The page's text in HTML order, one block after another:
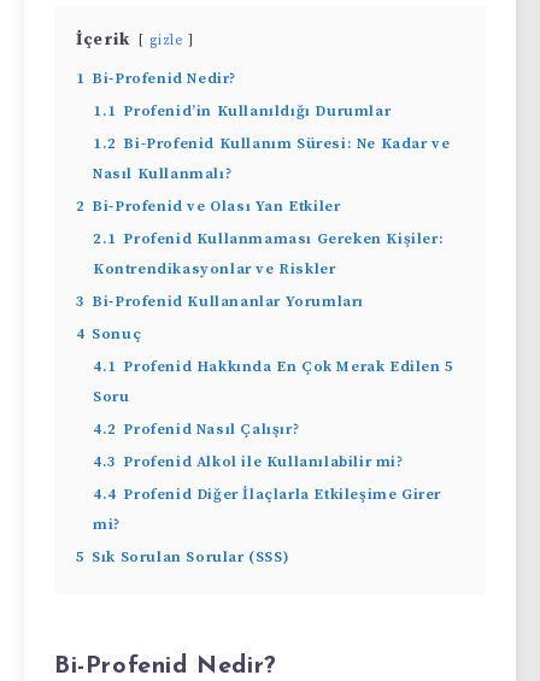
İçerik gizle
1 Bi-Profenid Nedir?
1.1 Profenid’in Kullanıldığı Durumlar
1.2 Bi-Profenid Kullanım Süresi: Ne Kadar ve
Nasıl Kullanmalı?
2 Bi-Profenid ve Olası Yan Etkiler
2.1 Profenid Kullanmaması Gereken Kişiler:
Kontrendikasyonlar ve Riskler
3 Bi-Profenid Kullananlar Yorumları
4 Sonuç
4.1 Profenid Hakkında En Çok Merak Edilen 5
Soru
4.2 Profenid Nasıl Çalışır?
4.3 Profenid Alkol ile Kullanılabilir mi?
4.4 Profenid Diğer İlaçlarla Etkileşime Girer
mi?
5 Sık Sorulan Sorular (SSS)
Bi-Profenid Nedir?